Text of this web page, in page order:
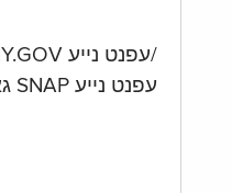
/עפנט נייע NY.GOV אגסקאהאל
עפנט נייע SNAP גאס אקאונט